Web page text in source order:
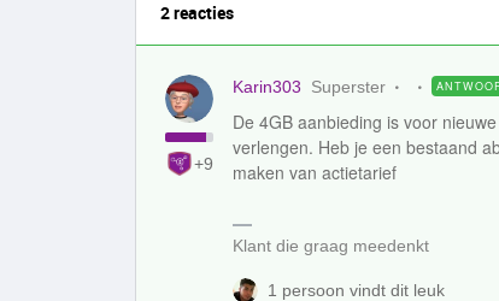
2 reacties
+9
Karin303 Superster
De 4GB aanbieding is voor
verlengen. Heb je een bestaand
maken van actietarief
Klant die graag meedenkt
1 persoon vindt dit leuk